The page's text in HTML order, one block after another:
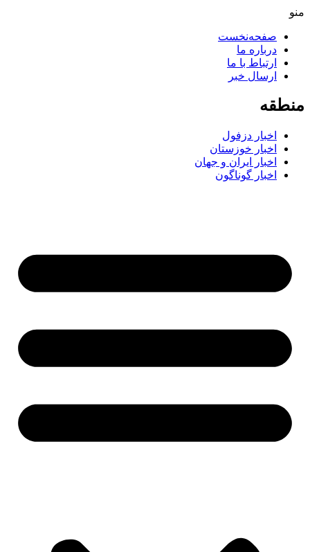
منو
صفحه‌نخست
درباره ما
ارتباط با ما
ارسال خبر
منطقه
اخبار دزفول
اخبار خوزستان
اخبار ایران و جهان
اخبار گوناگون